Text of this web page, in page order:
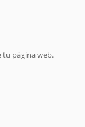
página web.